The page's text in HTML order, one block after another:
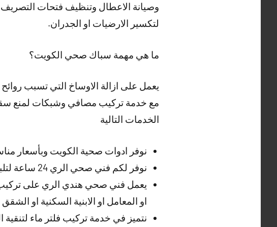
وصيانة الاعطال وتنظيف فتحات
لتكسير الارضيات او الجدران.
ما هي مهمة سباك صحي الكويت؟
يعمل على ازالة الاوساخ التي تسبب
مع خدمة تركيب مصافي وشبكات لمنع
الخدمات التالية
نوفر ادوات صحية الكويت وبأسعار
نوفر لكم فني صحي الري 24 ساعة لتلبية طلباتكم في كافة الاوقات
يعمل فني صحي هندي الري على
او المعامل او الابنية السكنية او
نتميز في خدمة تركيب فلتر ماء